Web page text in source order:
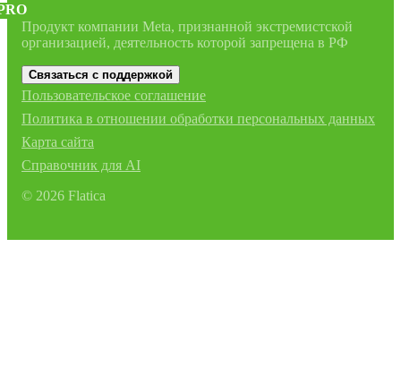
Продукт компании Meta, признанной экстремистской
организацией, деятельность которой запрещена в РФ
Связаться с поддержкой
Пользовательское соглашение
Политика в отношении обработки персональных данных
Карта сайта
Справочник для AI
© 2026 Flatica